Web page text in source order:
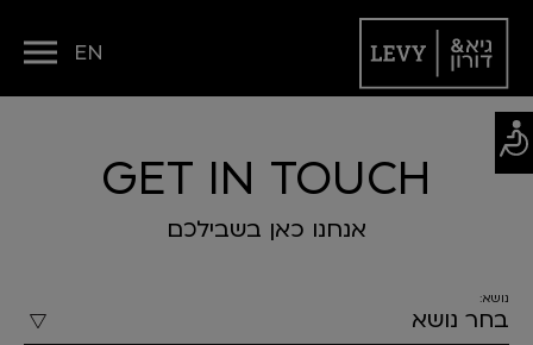
EN
GET IN TOUCH
אנחנו כאן בשבילכם
נושא: